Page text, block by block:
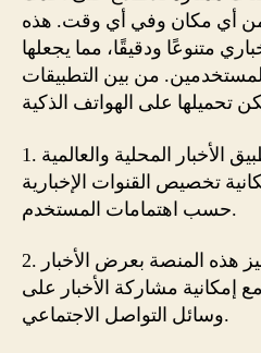
من أي مكان وفي أي وقت. هذه
متنوعًا ودقيقًا، مما يجعلها
من بين التطبيقات
1. أخبار مصر – تقدم هذه التطبيق الأخبار المحلية والعالمية
تخصيص القنوات الإخبارية
حسب اهتمامات المستخدم.
2. الأخبار المصرية – تتميز هذه المنصة بعرض الأخبار
مشاركة الأخبار على
وسائل التواصل الاجتماعي.